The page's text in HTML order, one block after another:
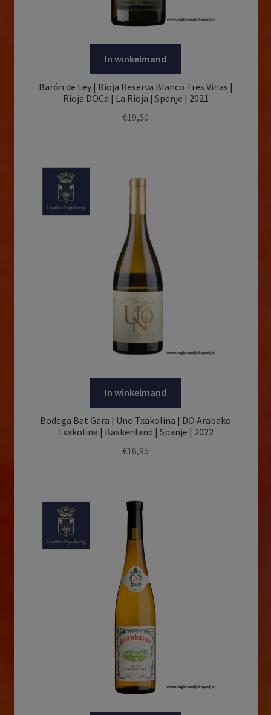
In winkelmand
Barón de Ley | Rioja Reserva Blanco Tres Viñas |
Rioja DOCa | La Rioja | Spanje | 2021
€19,50
In winkelmand
Bodega Bat Gara | Uno Txakolina | DO Arabako
Txakolina | Baskenland | Spanje | 2022
€16,95